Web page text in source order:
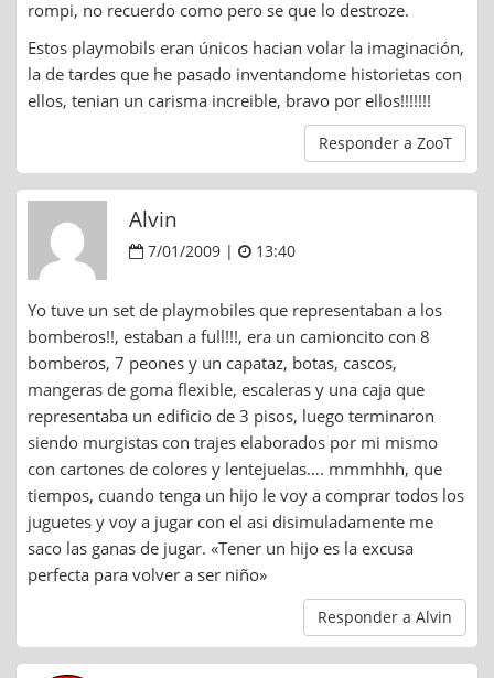
rompi, no recuerdo como pero se que lo destroze.
Estos playmobils eran únicos hacian volar la imaginación,
la de tardes que he pasado inventandome historietas con
ellos, tenian un carisma increible, bravo por ellos!!!!!!!
Responder a ZooT
Alvin
7/01/2009 | 13:40
Yo tuve un set de playmobiles que representaban a los
bomberos!!, estaban a full!!!, era un camioncito con 8
bomberos, 7 peones y un capataz, botas, cascos,
mangeras de goma flexible, escaleras y una caja que
representaba un edificio de 3 pisos, luego terminaron
siendo murgistas con trajes elaborados por mi mismo
con cartones de colores y lentejuelas…. mmmhhh, que
tiempos, cuando tenga un hijo le voy a comprar todos los
juguetes y voy a jugar con el asi disimuladamente me
saco las ganas de jugar. «Tener un hijo es la excusa
perfecta para volver a ser niño»
Responder a Alvin